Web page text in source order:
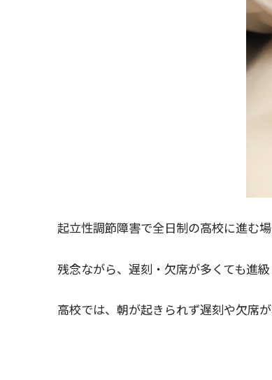
起立性調節障害で全日制の高校に進む
残念ながら、遅刻・欠席が多くても進
高校では、朝が起きられず遅刻や欠席